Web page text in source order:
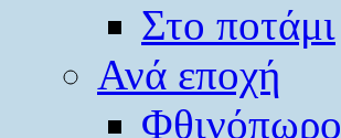
Στο ποτάμι
Ανά εποχή
Φθινόπωρο